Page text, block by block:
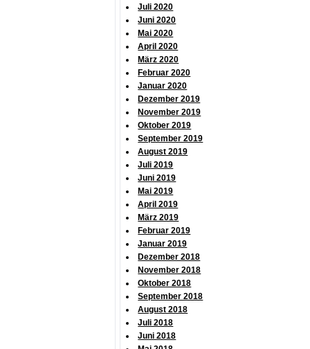
Juli 2020
Juni 2020
Mai 2020
April 2020
März 2020
Februar 2020
Januar 2020
Dezember 2019
November 2019
Oktober 2019
September 2019
August 2019
Juli 2019
Juni 2019
Mai 2019
April 2019
März 2019
Februar 2019
Januar 2019
Dezember 2018
November 2018
Oktober 2018
September 2018
August 2018
Juli 2018
Juni 2018